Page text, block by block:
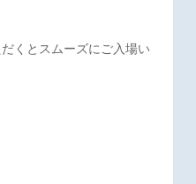
くとスムーズにご入場い